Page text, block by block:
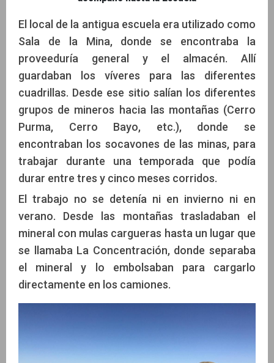
El local de la antigua escuela era utilizado como
Sala de la Mina, donde se encontraba la
proveeduría general y el almacén. Allí
guardaban los víveres para las diferentes
cuadrillas. Desde ese sitio salían los diferentes
grupos de mineros hacia las montañas (Cerro
Purma, Cerro Bayo, etc.), donde se
encontraban los socavones de las minas, para
trabajar durante una temporada que podía
durar entre tres y cinco meses corridos.
El trabajo no se detenía ni en invierno ni en
verano. Desde las montañas trasladaban el
mineral con mulas cargueras hasta un lugar que
se llamaba La Concentración, donde separaba
el mineral y lo embolsaban para cargarlo
directamente en los camiones.